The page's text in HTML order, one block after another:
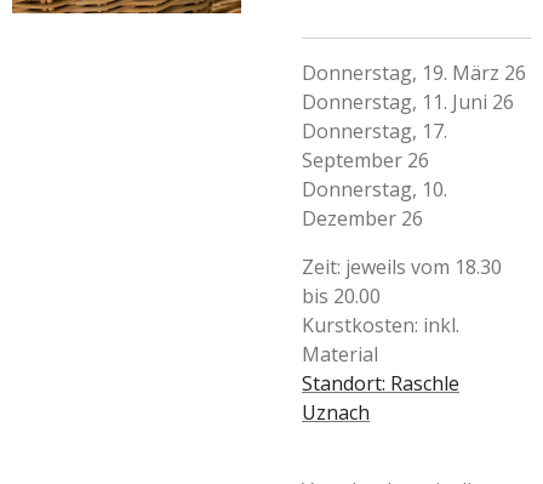
Donnerstag, 19. März 26
Donnerstag, 11. Juni 26
Donnerstag, 17.
September 26
Donnerstag, 10.
Dezember 26
Zeit: jeweils vom 18.30
bis 20.00
Kurstkosten: inkl.
Material
Standort: Raschle
Uznach